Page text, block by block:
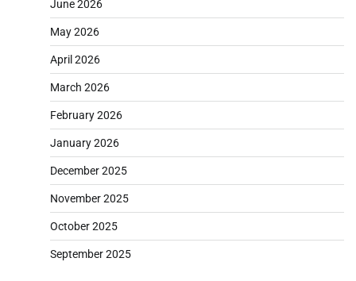
June 2026
May 2026
April 2026
March 2026
February 2026
January 2026
December 2025
November 2025
October 2025
September 2025